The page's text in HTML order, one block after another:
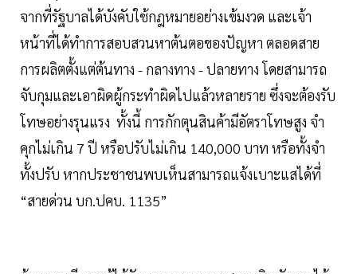
จากที่รัฐบาลได้บังคับใช้กฎหมายอย่างเข้มงวด และเจ้า
หน้าที่ได้ทำการสอบสวนหาต้นตอของปัญหา ตลอดสาย
การผลิตตั้งแต่ต้นทาง - กลางทาง - ปลายทาง โดยสามารถ
จับกุมและเอาผิดผู้กระทำผิดไปแล้วหลายราย ซึ่งจะต้องรับ
โทษอย่างรุนแรง ทั้งนี้ การกักตุนสินค้ามีอัตราโทษสูง จำ
คุกไม่เกิน 7 ปี หรือปรับไม่เกิน 140,000 บาท หรือทั้งจำ
ทั้งปรับ หากประชาชนพบเห็นสามารถแจ้งเบาะแสได้ที่
“สายด่วน บก.ปคบ. 1135”